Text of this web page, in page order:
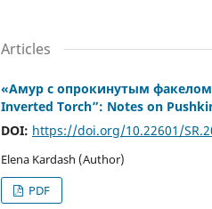
Articles
«Амур с опрокинутым
Inverted Torch”: Notes on
DOI: https://doi.org/10.22601/
Elena Kardash (Author)
PDF